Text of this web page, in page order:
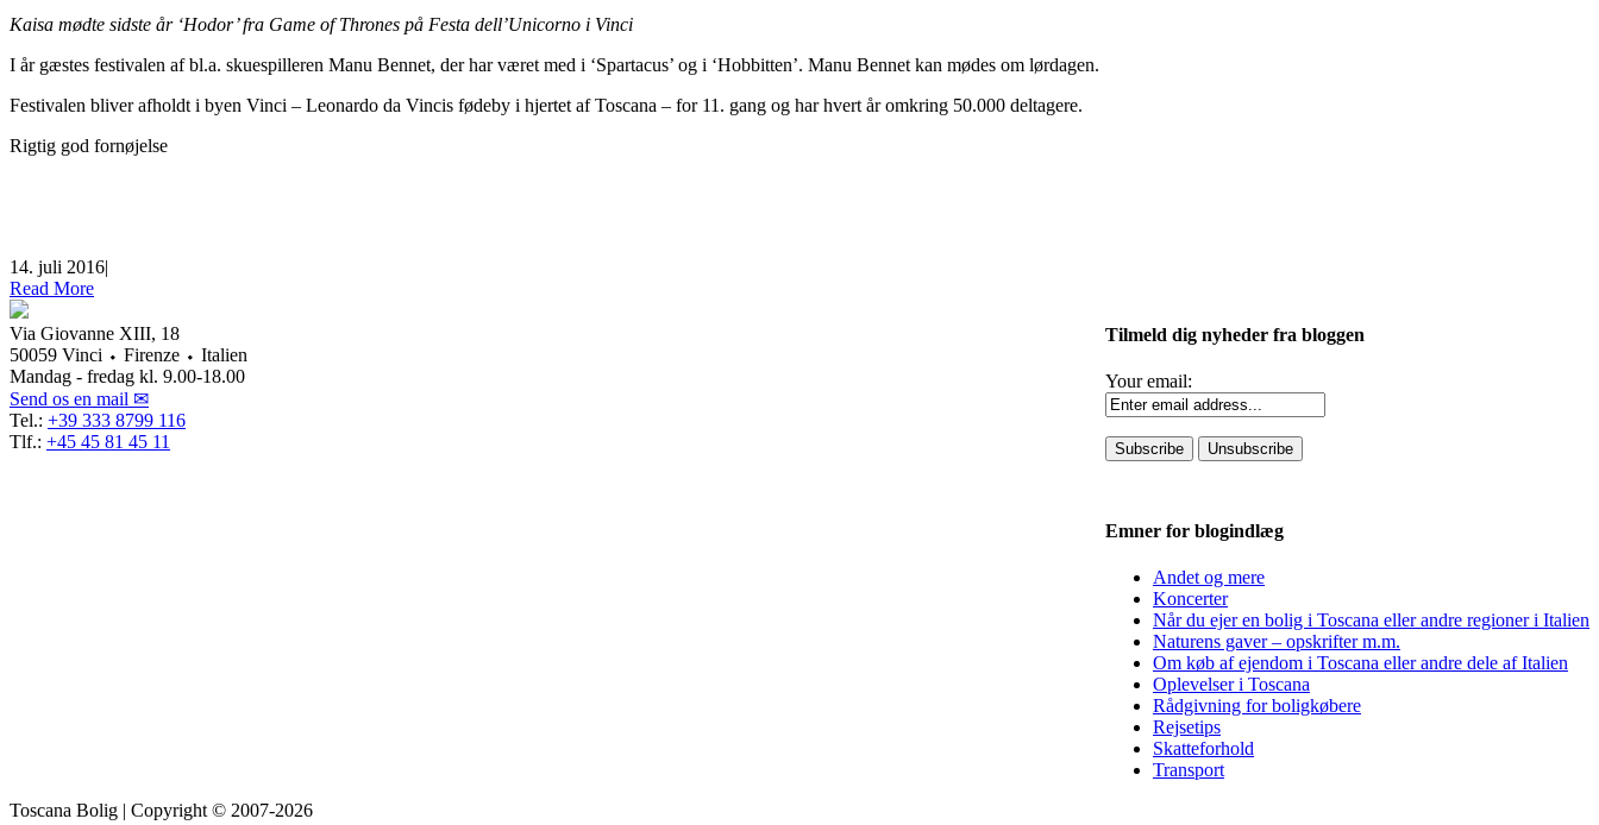
Kaisa mødte sidste år ‘Hodor’ fra Game of Thrones på Festa dell’Unicorno i Vinci
I år gæstes festivalen af bl.a. skuespilleren Manu Bennet, der har været med i ‘Spartacus’ og i ‘Hobbitten’. Manu Bennet kan mødes om lørdagen.
Festivalen bliver afholdt i byen Vinci – Leonardo da Vincis fødeby i hjertet af Toscana – for 11. gang og har hvert år omkring 50.000 deltagere.
Rigtig god fornøjelse
14. juli 2016|
Read More
Tilmeld dig nyheder fra bloggen
Your email:
Emner for blogindlæg
Andet og mere
Koncerter
Når du ejer en bolig i Toscana eller andre regioner i Italien
Naturens gaver – opskrifter m.m.
Om køb af ejendom i Toscana eller andre dele af Italien
Oplevelser i Toscana
Rådgivning for boligkøbere
Rejsetips
Skatteforhold
Transport
Via Giovanne XIII, 18
50059 Vinci ⬩ Firenze ⬩ Italien
Mandag - fredag kl. 9.00-18.00
Send os en mail ✉
Tel.: +39 333 8799 116
Tlf.: +45 45 81 45 11
Toscana Bolig | Copyright © 2007-2026